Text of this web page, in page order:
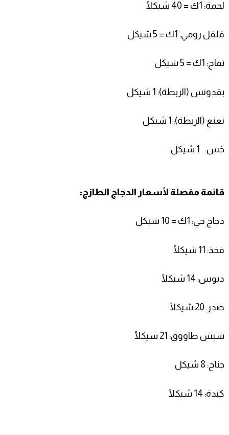
لحمة: 1ك = 40 شيكلًا
فلفل رومي: 1ك = 5 شيكل
تفاح: 1ك = 5 شيكل
بقدونس (الربطة): 1 شيكل
نعنع (الربطة): 1 شيكل
خس: 1 شيكل
قائمة مفصلة لأسعار الدجاج الطازج:
دجاج حي: 1ك = 10 شيكل
فخذ: 11 شيكلًا
دبوس: 14 شيكلًا
صدر: 20 شيكلًا
شيش طاووق: 21 شيكلًا
جناح: 8 شيكل
كبدة: 14 شيكلًا